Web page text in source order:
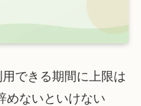
用できる期間に上限は
めないといけない